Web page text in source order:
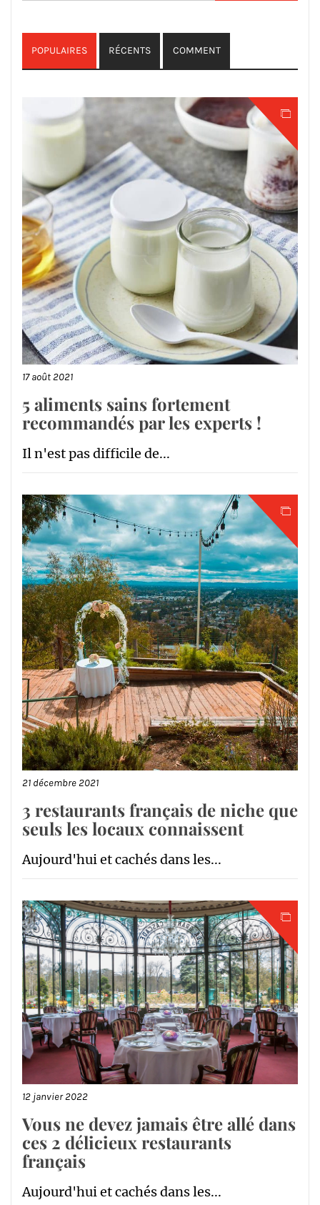
POPULAIRES RÉCENTS COMMENT
17 août 2021
5 aliments sains fortement
recommandés par les experts !
Il n'est pas difficile de...
21 décembre 2021
3 restaurants français de niche que
seuls les locaux connaissent
Aujourd'hui et cachés dans les...
12 janvier 2022
Vous ne devez jamais être allé dans
ces 2 délicieux restaurants
français
Aujourd'hui et cachés dans les...